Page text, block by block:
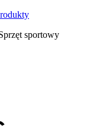
sportowy